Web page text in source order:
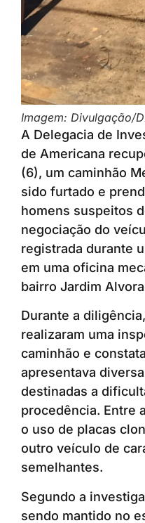
Imagem: Divulgação/
A Delegacia de
de Americana
(6), um caminhão
sido furtado e
homens suspeitos
negociação do
registrada durante
em uma oficina
bairro Jardim
Durante a
realizaram uma
caminhão e
apresentava
destinadas a
procedência. Entre
o uso de placas
outro veículo de
semelhantes.
Segundo a
sendo mantido no